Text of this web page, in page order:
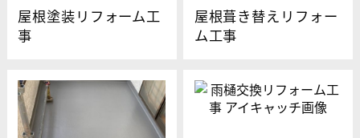
屋根塗装リフォーム工
事
屋根葺き替えリフォー
ム工事